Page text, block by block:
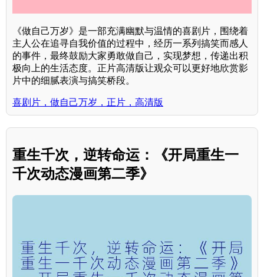
《做自己万岁》是一部充满幽默与温情的喜剧片，围绕着
主人公在追寻自我价值的过程中，经历一系列搞笑而感人
的事件，最终鼓励大家勇敢做自己，实现梦想，传递出积
极向上的生活态度。正片高清版让观众可以更好地欣赏影
片中的细腻表演与搞笑桥段。
喜剧片，做自己万岁，正片，高清版
重生千次，逆转命运：《开局重生一
千次动态漫画第二季》